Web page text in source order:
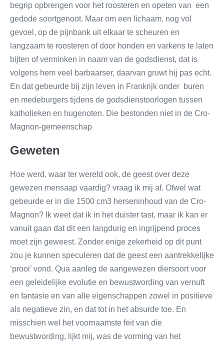
begrip opbrengen voor het roosteren en opeten van een
gedode soortgenoot. Maar om een lichaam, nog vol
gevoel, op de pijnbank uit elkaar te scheuren en
langzaam te roosteren of door honden en varkens te laten
bijten of verminken in naam van de godsdienst, dat is
volgens hem veel barbaarser, daarvan gruwt hij pas echt.
En dat gebeurde bij zijn leven in Frankrijk onder buren
en medeburgers tijdens de godsdienstoorlogen tussen
katholieken en hugenoten. Die bestonden niet in de Cro-
Magnon-gemeenschap
Geweten
Hoe werd, waar ter wereld ook, de geest over deze
gewezen mensaap vaardig? vraag ik mij af. Ofwel wat
gebeurde er in die 1500 cm3 herseninhoud van de Cro-
Magnon? Ik weet dat ik in het duister tast, maar ik kan er
vanuit gaan dat dit een langdurig en ingrijpend proces
moet zijn geweest. Zonder enige zekerheid op dit punt
zou je kunnen speculeren dat de geest een aantrekkelijke
‘prooi’ vond. Qua aanleg de aangewezen diersoort voor
een geleidelijke evolutie en bewustwording van vernuft
en fantasie en van alle eigenschappen zowel in positieve
als negatieve zin, en dat tot in het absurde toe. En
misschien wel het voornaamste feit van die
bewustwording, lijkt mij, was de vorming van het